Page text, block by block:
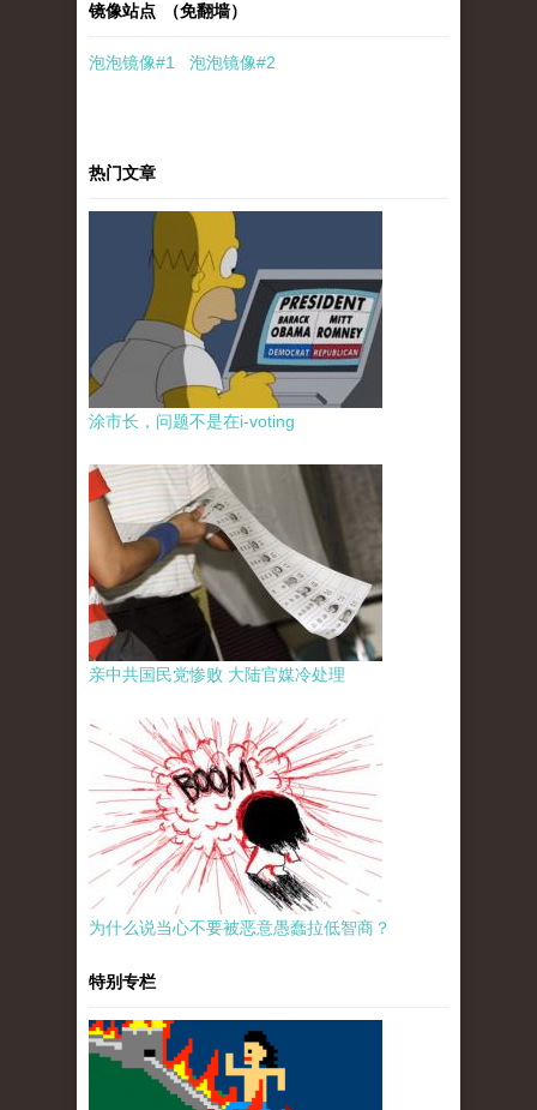
镜像站点 （免翻墙）
泡泡镜像#1 泡泡镜像#2
热门文章
涂市长，问题不是在i-voting
亲中共国民党惨败 大陆官媒冷处理
为什么说当心不要被恶意愚蠢拉低智商？
特别专栏